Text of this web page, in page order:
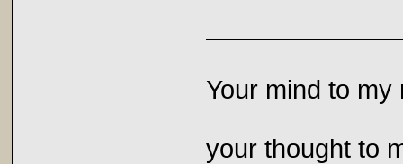
Your mind to my
your thought to